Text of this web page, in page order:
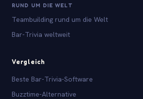
RUND UM DIE WELT
Teambuilding rund um die Welt
Bar-Trivia weltweit
Vergleich
Beste Bar-Trivia-Software
Buzztime-Alternative